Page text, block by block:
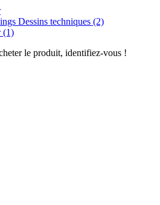
Dessins techniques (2)
(1)
le produit, identifiez-vous !